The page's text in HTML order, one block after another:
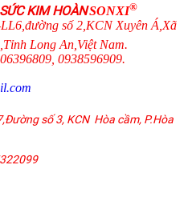
KIM HOÀNSONXI®
số 2,KCN Xuyên Á,Xã
Long An,Việt Nam.
0938596909.
com
số 3, KCN Hòa cầm, P.Hòa